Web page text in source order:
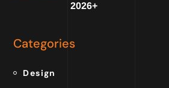
2026+
Categories
Design